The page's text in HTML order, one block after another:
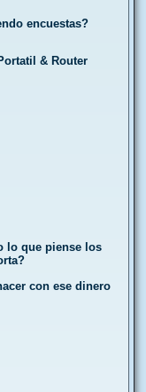
encuestas?
& Router
lo que piense los
con ese dinero